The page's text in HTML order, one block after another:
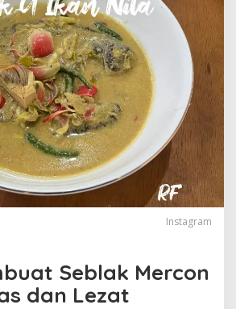
k
M
e
r
c
o
n
S
u
p
e
r
:
S
Instagram
Seblak Mercon
dan Lezat